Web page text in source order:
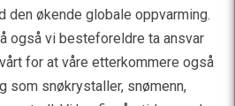
den økende globale oppvarming.
også vi besteforeldre ta ansvar
for at våre etterkommere også
som snøkrystaller, snømenn,